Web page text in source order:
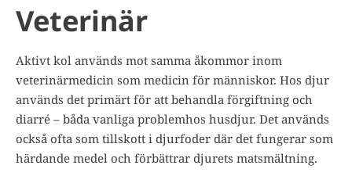
Veterinär
Aktivt kol används mot samma åkommor inom
veterinärmedicin som medicin för människor. Hos djur
används det primärt för att behandla förgiftning och
diarré – båda vanliga problemhos husdjur. Det används
också ofta som tillskott i djurfoder där det fungerar som
härdande medel och förbättrar djurets matsmältning.